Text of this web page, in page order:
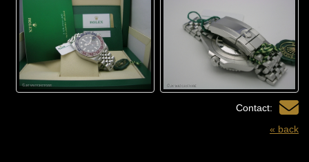
Contact:
« back